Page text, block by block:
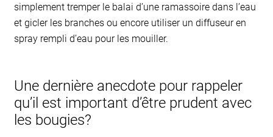
simplement tremper le balai d’une ramassoire dans l’eau
et gicler les branches ou encore utiliser un diffuseur en
spray rempli d’eau pour les mouiller.
Une dernière anecdote pour rappeler
qu’il est important d’être prudent avec
les bougies?